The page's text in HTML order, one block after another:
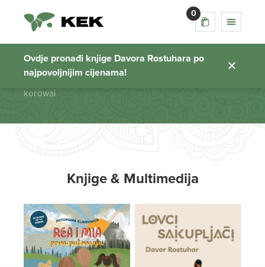
0
Ovdje pronađi knjige Davora Rostuhara po
najpovoljnijim cijenama!
korowai
Početna stranica
korowai
Knjige & Multimedija